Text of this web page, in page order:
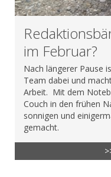
im Februar?
Nach längerer Pause
Team dabei und
Arbeit. Mit dem
Couch in den frühen
sonnigen und
gemacht.